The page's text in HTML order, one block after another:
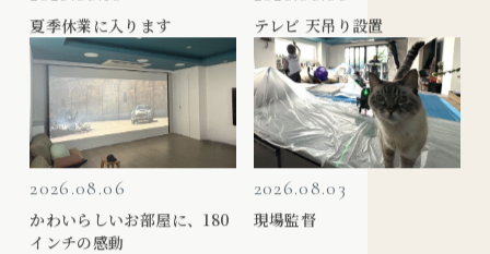
夏季休業に入ります テレビ 天吊り設置
2026.08.06
かわいらしいお部屋に、180
インチの感動
2026.08.03
現場監督